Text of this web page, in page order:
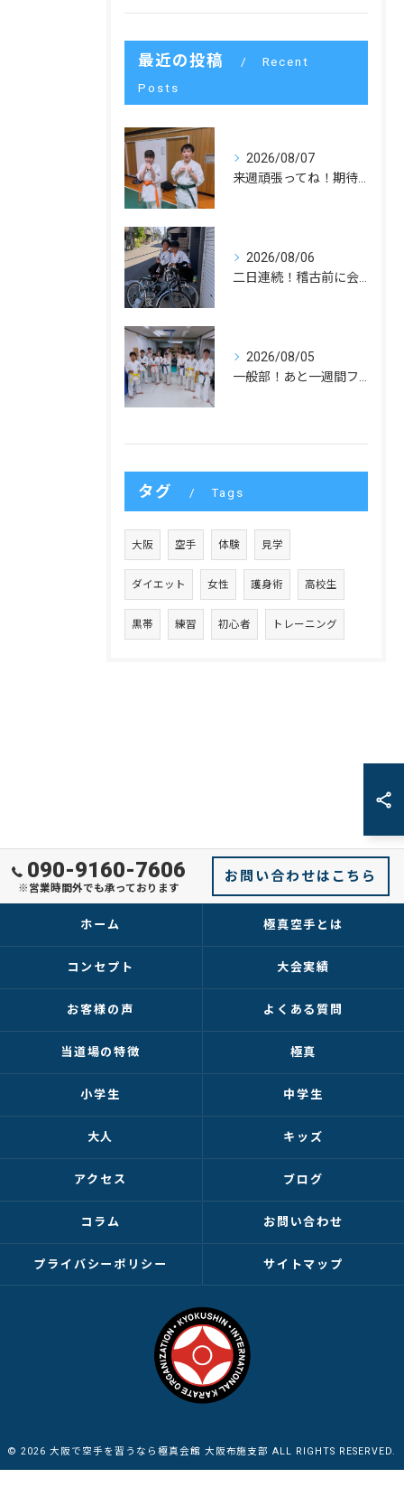
最近の投稿
Recent
Posts
2026/08/07
2026/08/06
2026/08/05
タグ Tags
大阪 空手 体験 見学
ダイエット 女性 護身術 高校生
黒帯 練習 初心者 トレーニング
090-9160-7606
※営業時間外でも承っております
お問い合わせはこちら
ホーム 極真空手とは
コンセプト 大会実績
お客様の声 よくある質問
当道場の特徴 極真
小学生 中学生
大人 キッズ
アクセス ブログ
コラム お問い合わせ
プライバシーポリシー サイトマップ
© 2026 大阪で空手を習うなら極真会館 大阪布施支部 ALL RIGHTS RESERVED.